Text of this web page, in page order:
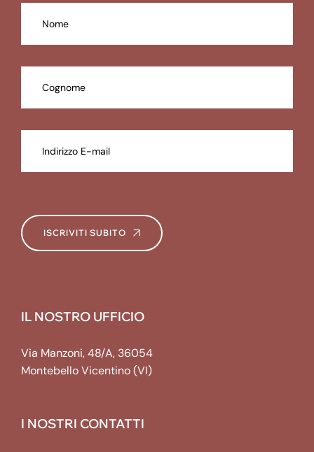
ISCRIVITI SUBITO
IL NOSTRO UFFICIO
Via Manzoni, 48/A, 36054
Montebello Vicentino (VI)
I NOSTRI CONTATTI